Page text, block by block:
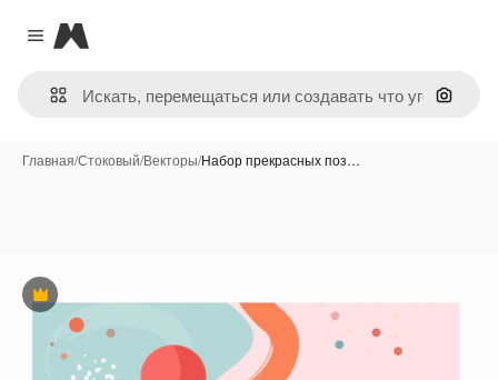
Close menu
Magnific
Поиск
Главная/Стоковый/Векторы/Набор прекрасных поз…
Премиум